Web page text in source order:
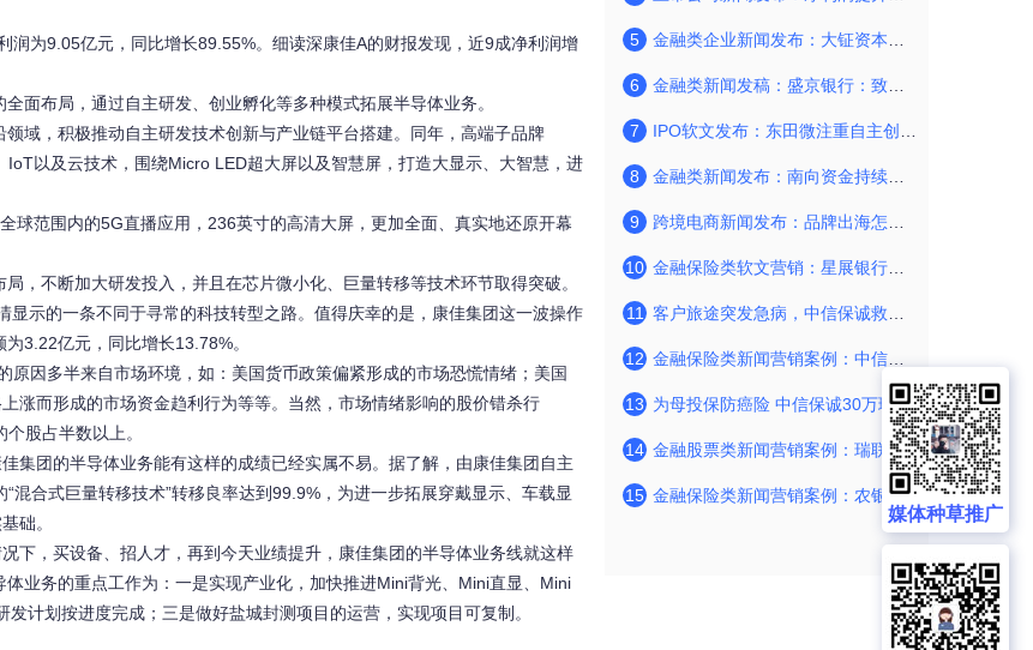
为9.05亿元，同比增长89.55%。细读深康佳A的财报发现，近9成净利润增
面布局，通过自主研发、创业孵化等多种模式拓展半导体业务。
域，积极推动自主研发技术创新与产业链平台搭建。同年，高端子品牌
以及云技术，围绕Micro LED超大屏以及智慧屏，打造大显示、大智慧，进
球范围内的5G直播应用，236英寸的高清大屏，更加全面、真实地还原开幕
，不断加大研发投入，并且在芯片微小化、巨量转移等技术环节取得突破。
示的一条不同于寻常的科技转型之路。值得庆幸的是，康佳集团这一波操作
3.22亿元，同比增长13.78%。
因多半来自市场环境，如：美国货币政策偏紧形成的市场恐慌情绪；美国
涨而形成的市场资金趋利行为等等。当然，市场情绪影响的股价错杀行
股占半数以上。
集团的半导体业务能有这样的成绩已经实属不易。据了解，由康佳集团自主
合式巨量转移技术”转移良率达到99.9%，为进一步拓展穿戴显示、车载显
础。
下，买设备、招人才，再到今天业绩提升，康佳集团的半导体业务线就这样
业务的重点工作为：一是实现产业化，加快推进Mini背光、Mini直显、Mini
计划按进度完成；三是做好盐城封测项目的运营，实现项目可复制。
5 金融类企业新闻发布：大钲资本正式加入联合国负责任投资原则组织
6 金融类新闻发稿：盛京银行：致力百姓民生 优化账户服务
7 IPO软文发布：东田微注重自主创新，多方布局实现可持续发展
8 金融类新闻发布：南向资金持续净流入 环球新材国际 大幅反弹近27%
9 跨境电商新闻发布：品牌出海怎样借用Tik Tok拓宽新的销售渠道
10 金融保险类软文营销：星展银行（中国）与中国能建下属公司成功签约绿色贷款
11 客户旅途突发急病，中信保诚救援服务贴心送返
12 金融保险类新闻营销案例：中信保诚人寿南宁客户患癌获赔18万
13 为母投保防癌险 中信保诚30万理赔款尽显孝子之
14 金融股票类新闻营销案例：瑞联新材IPO-所有主要产品列入国家战略新兴产业范
15 金融保险类新闻营销案例：农银汇理许金超-复工持续推进,市场行情回归基本面
媒体种草推广